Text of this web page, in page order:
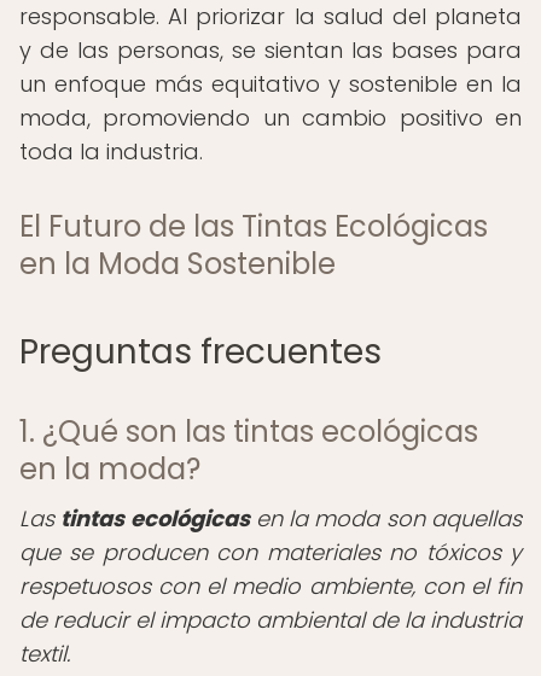
responsable. Al priorizar la salud del planeta
y de las personas, se sientan las bases para
un enfoque más equitativo y sostenible en la
moda, promoviendo un cambio positivo en
toda la industria.
El Futuro de las Tintas Ecológicas
en la Moda Sostenible
Preguntas frecuentes
1. ¿Qué son las tintas ecológicas
en la moda?
Las tintas ecológicasen la moda son aquellas
que se producen con materiales no tóxicos y
respetuosos con el medio ambiente, con el fin
de reducir el impacto ambiental de la industria
textil.